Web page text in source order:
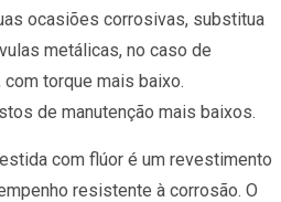
ocasiões corrosivas, substitua
metálicas, no caso de
torque mais baixo.
de manutenção mais baixos.
com flúor é um revestimento
resistente à corrosão. O